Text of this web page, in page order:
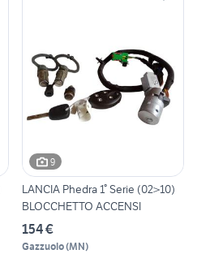
9
LANCIA Phedra 1° Serie (02>10)
BLOCCHETTO ACCENSI
154 €
Gazzuolo(MN)